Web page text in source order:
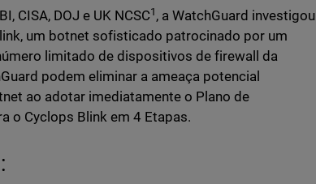
CISA, DOJ e UK NCSC1 , a WatchGuard investigou
um botnet sofisticado patrocinado por um
limitado de dispositivos de firewall da
podem eliminar a ameaça potencial
ao adotar imediatamente o Plano de
o Cyclops Blink em 4 Etapas.